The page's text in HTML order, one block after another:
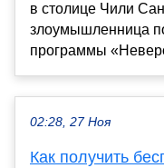
в столице Чили
злоумышленница
программы
02:28, 27 Ноя
Как получить